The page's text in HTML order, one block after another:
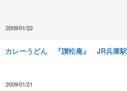
2009/01/22
カレーうどん 『讃松庵』 JR兵庫駅
2009/01/21